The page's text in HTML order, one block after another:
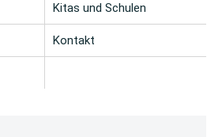
Kitas und Schulen
Kontakt